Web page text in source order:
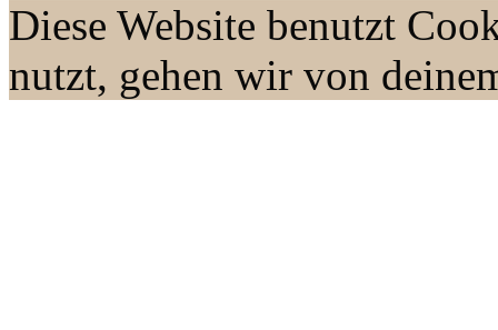
Diese Website benutzt
nutzt, gehen wir von